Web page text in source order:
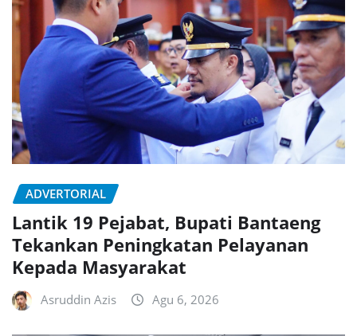
ADVERTORIAL
Lantik 19 Pejabat, Bupati Bantaeng
Tekankan Peningkatan Pelayanan
Kepada Masyarakat
Asruddin Azis Agu 6, 2026